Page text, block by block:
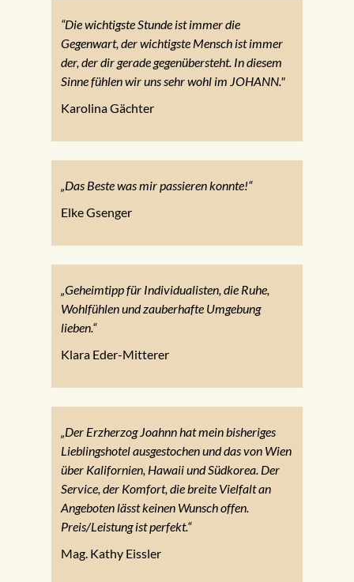
“Die wichtigste Stunde ist immer die
Gegenwart, der wichtigste Mensch ist immer
der, der dir gerade gegenübersteht. In diesem
Sinne fühlen wir uns sehr wohl im JOHANN."
Karolina Gächter
„Das Beste was mir passieren konnte!“
Elke Gsenger
„Geheimtipp für Individualisten, die Ruhe,
Wohlfühlen und zauberhafte Umgebung
lieben.“
Klara Eder-Mitterer
„Der Erzherzog Joahnn hat mein bisheriges
Lieblingshotel ausgestochen und das von Wien
über Kalifornien, Hawaii und Südkorea. Der
Service, der Komfort, die breite Vielfalt an
Angeboten lässt keinen Wunsch offen.
Preis/Leistung ist perfekt.“
Mag. Kathy Eissler